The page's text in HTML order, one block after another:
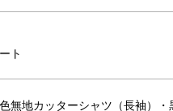
ト
無地カッターシャツ（長袖）・